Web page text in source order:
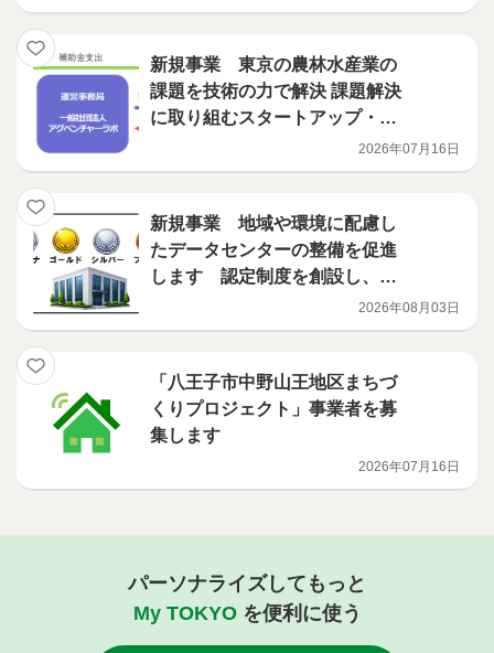
新規事業 東京の農林水産業の
課題を技術の力で解決 課題解決
に取り組むスタートアップ・中
2026年07月16日
新規事業 地域や環境に配慮し
たデータセンターの整備を促進
します 認定制度を創設し、補
2026年08月03日
「八王子市中野山王地区まちづ
くりプロジェクト」事業者を募
集します
2026年07月16日
パーソナライズしてもっと
My TOKYOを便利に使う